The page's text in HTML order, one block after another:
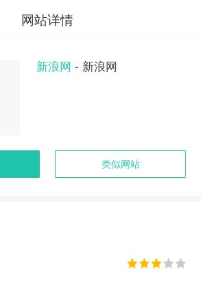
网站详情
新浪网 - 新浪网
类似网站